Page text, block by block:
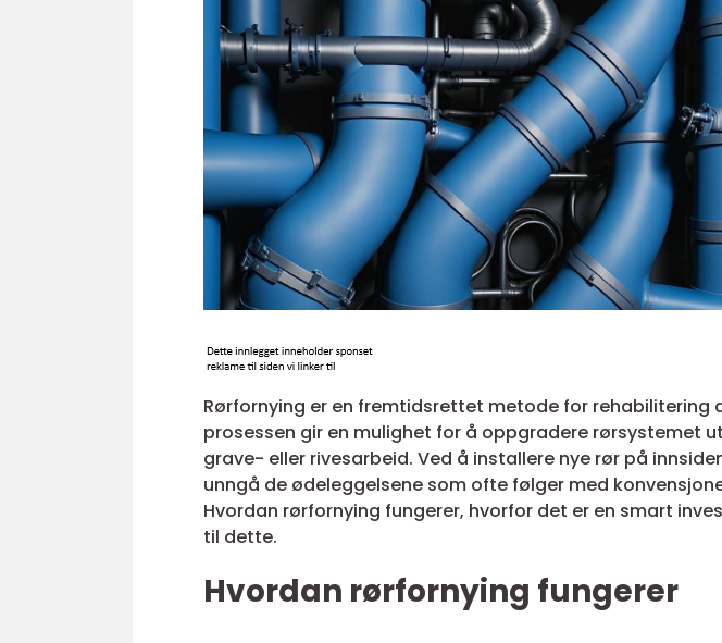
Rørfornying er en fremtidsrettet metode for rehabilitering
prosessen gir en mulighet for å oppgradere rørsystemet
grave- eller rivesarbeid. Ved å installere nye rør på
unngå de ødeleggelsene som ofte følger med
Hvordan rørfornying fungerer, hvorfor det er en smart
til dette.
Hvordan rørfornying fungerer